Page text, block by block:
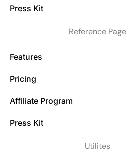
Press Kit
Reference Page
Features
Pricing
Affiliate Program
Press Kit
Utilites